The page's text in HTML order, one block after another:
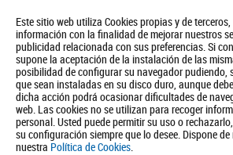
Este sitio web utiliza Cookies propias y de
información con la finalidad de mejorar nuestros
publicidad relacionada con sus preferencias. Si
supone la aceptación de la instalación de las
posibilidad de configurar su navegador pudiendo,
que sean instaladas en su disco duro, aunque
dicha acción podrá ocasionar dificultades de
web. Las cookies no se utilizan para recoger
personal. Usted puede permitir su uso o
su configuración siempre que lo desee. Dispone
nuestra Política de Cookies.
Quiénes somos Turismo Política